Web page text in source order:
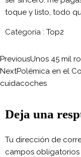
toque y listo, todo
Categoría : Top2
PreviousUnos 45 mil
NextPolémica en el
cuidacoches
Deja una
Tu dirección de
campos